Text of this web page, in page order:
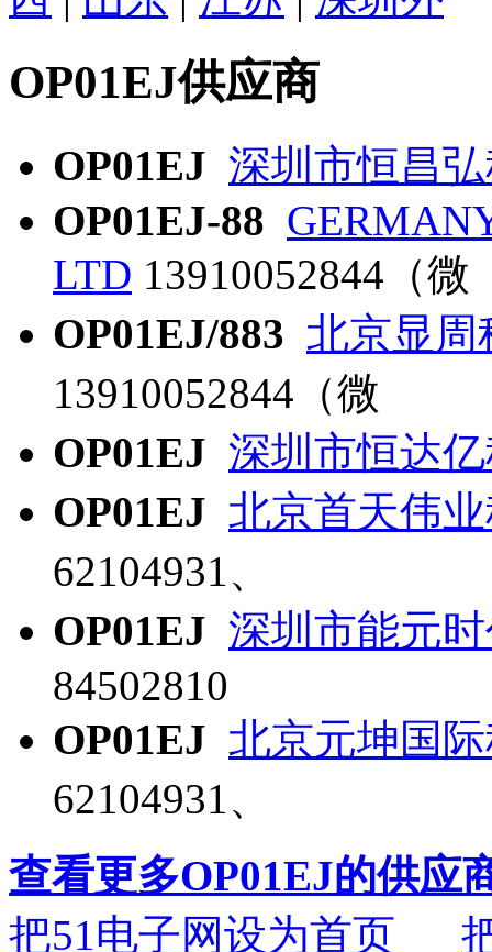
OP01EJ供应商
OP01EJ 深圳市恒昌
OP01EJ-88
LTD 13910052844（微
OP01EJ/883 北京显周
13910052844（微
OP01EJ 深圳市恒达
OP01EJ 北京首天伟
62104931、
OP01EJ 深圳市能元
84502810
OP01EJ 北京元坤国
62104931、
查看更多OP01EJ的供应
把51电子网设为首页